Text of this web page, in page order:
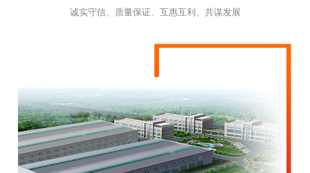
诚实守信、质量保证、互惠互利、共谋发展